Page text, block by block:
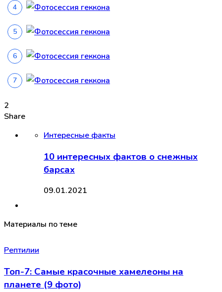
2
Share
Интересные факты
10 интересных фактов о снежных
барсах
09.01.2021
Материалы по теме
Рептилии
Топ-7: Самые красочные хамелеоны на
планете (9 фото)